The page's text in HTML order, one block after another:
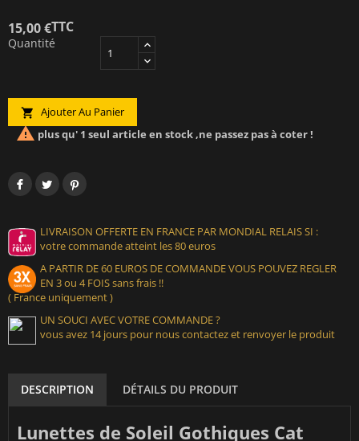
15,00 €TTC
Quantité
 Ajouter Au Panier
 plus qu' 1 seul article en stock ,ne passez pas à coter !
LIVRAISON OFFERTE EN FRANCE PAR MONDIAL RELAIS SI :
votre commande atteint les 80 euros
A PARTIR DE 60 EUROS DE COMMANDE VOUS POUVEZ REGLER
EN 3 ou 4 FOIS sans frais !!
( France uniquement )
UN SOUCI AVEC VOTRE COMMANDE ?
vous avez 14 jours pour nous contactez et renvoyer le produit
DESCRIPTION DÉTAILS DU PRODUIT
Lunettes de Soleil Gothiques Cat